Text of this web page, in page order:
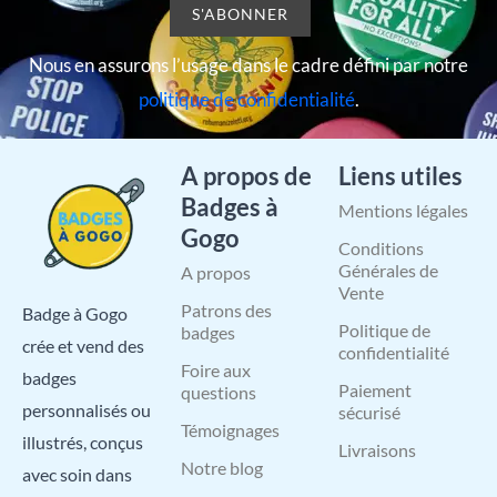
Nous en assurons l’usage dans le cadre défini par notre
politique de confidentialité.
Badge à Gogo
crée et vend des
badges
personnalisés ou
illustrés, conçus
avec soin dans
A propos de
Badges à
Gogo
A propos
Patrons des
badges
Foire aux
questions
Témoignages
Notre blog
Liens utiles
Mentions légales
Conditions
Générales de
Vente
Politique de
confidentialité
Paiement
sécurisé
Livraisons